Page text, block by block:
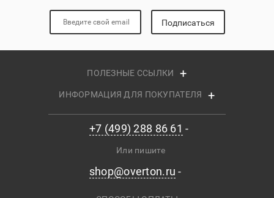
Подписаться
ПОЛЕЗНЫЕ ССЫЛКИ
ИНФОРМАЦИЯ ДЛЯ ПОКУПАТЕЛЯ
+7 (499) 288 86 61
Или пишите
shop@overton.ru